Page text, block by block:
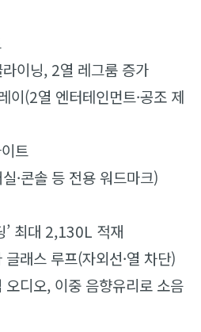
이닝, 2열 레그룸 증가
이(2열 엔터테인먼트·공조 제
트
·콘솔 등 전용 워드마크)
’ 최대 2,130L 적재
래스 루프(자외선·열 차단)
디오, 이중 음향유리로 소음